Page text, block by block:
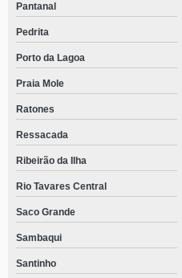
Pantanal
Pedrita
Porto da Lagoa
Praia Mole
Ratones
Ressacada
Ribeirão da Ilha
Rio Tavares Central
Saco Grande
Sambaqui
Santinho